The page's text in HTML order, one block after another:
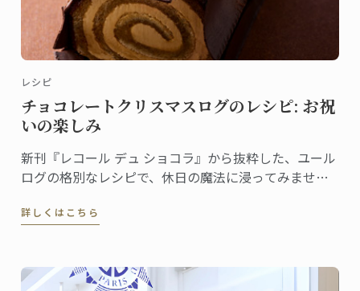
レシピ
チョコレートクリスマスログのレシピ: お祝
いの楽しみ
新刊『レコール デュ ショコラ』から抜粋した、ユール
ログの格別なレシピで、休日の魔法に浸ってみません
ゲストを喜ばせ、クリスマスのテーブルを盛り上げる
詳しくはこちら